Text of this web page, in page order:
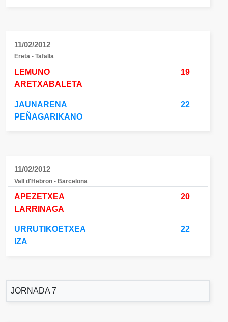
11/02/2012
Ereta - Tafalla
LEMUNO
ARETXABALETA
19
JAUNARENA
PEÑAGARIKANO
22
11/02/2012
Vall d'Hebron - Barcelona
APEZETXEA
LARRINAGA
20
URRUTIKOETXEA
IZA
22
JORNADA 7